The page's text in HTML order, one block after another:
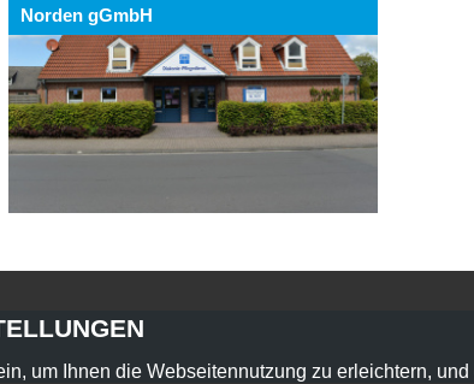
Norden gGmbH
um Ihnen die Webseitennutzung zu erleichtern,